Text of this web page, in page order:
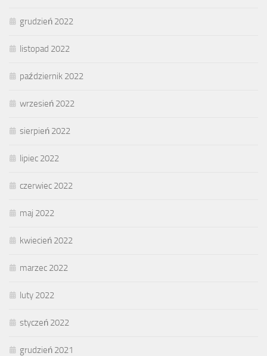
grudzień 2022
listopad 2022
październik 2022
wrzesień 2022
sierpień 2022
lipiec 2022
czerwiec 2022
maj 2022
kwiecień 2022
marzec 2022
luty 2022
styczeń 2022
grudzień 2021